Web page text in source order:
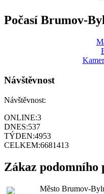
Počasí Brumov-
Návštěvnost
Návštěvnost:
ONLINE:3
DNES:537
TÝDEN:4953
CELKEM:6681413
Zákaz podomního
Město Brumov-